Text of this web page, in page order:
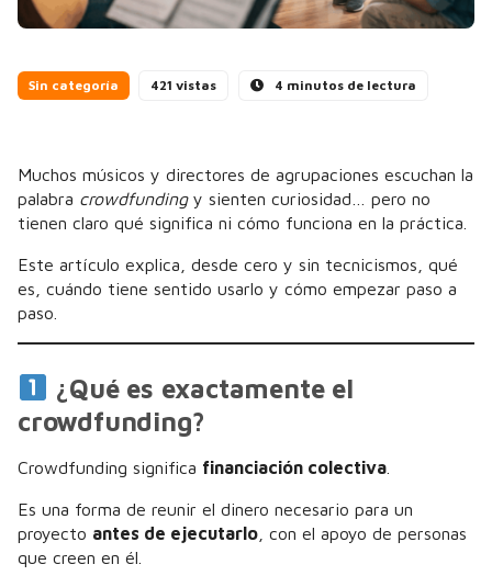
Sin categoría 421 vistas 4 minutos de lectura
Muchos músicos y directores de agrupaciones escuchan la
palabra crowdfundingy sienten curiosidad… pero no
tienen claro qué significa ni cómo funciona en la práctica.
Este artículo explica, desde cero y sin tecnicismos, qué
es, cuándo tiene sentido usarlo y cómo empezar paso a
paso.
¿Qué es exactamente el
crowdfunding?
Crowdfunding significa financiación colectiva
Es una forma de reunir el dinero necesario para un
proyecto antes de ejecutarlo , con el apoyo de personas
que creen en él.